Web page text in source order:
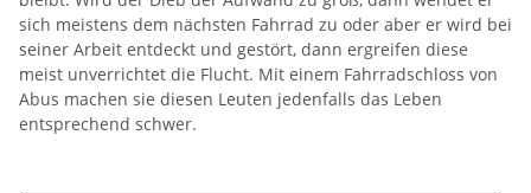
sich meistens dem nächsten Fahrrad zu oder aber er wird bei
seiner Arbeit entdeckt und gestört, dann ergreifen diese
meist unverrichtet die Flucht. Mit einem Fahrradschloss von
Abus machen sie diesen Leuten jedenfalls das Leben
entsprechend schwer.